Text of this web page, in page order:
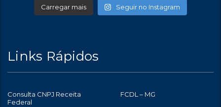
Carregar mais Seguir no Instagram
Links Rápidos
Consulta CNPJ Receita
Federal
FCDL – MG